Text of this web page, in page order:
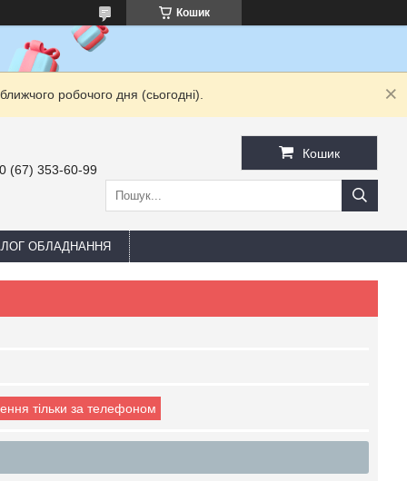
Кошик
робочого дня (сьогодні).
(67) 353-60-99
Кошик
ОБЛАДНАННЯ
тільки за телефоном